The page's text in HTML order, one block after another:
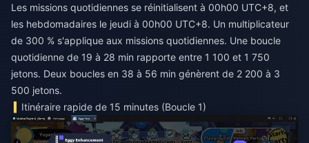
Les missions quotidiennes se réinitialisent à 00h00 UTC+8, et
les hebdomadaires le jeudi à 00h00 UTC+8. Un multiplicateur
de 300 % s'applique aux missions quotidiennes. Une boucle
quotidienne de 19 à 28 min rapporte entre 1 100 et 1 750
jetons. Deux boucles en 38 à 56 min génèrent de 2 200 à 3
500 jetons.
Itinéraire rapide de 15 minutes (Boucle 1)